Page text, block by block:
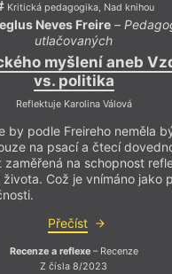
Kritická pedagogika, Nad knihou
Neves Freire–
utlačovaných
myšlení aneb
vs. politika
Reflektuje Karolina Válová
by podle Freireho neměla
na psací a čtecí
zaměřená na schopnost
života. Což je vnímáno jako
Přečíst
Recenze a reflexe– Recenze
Z čísla 8/2023